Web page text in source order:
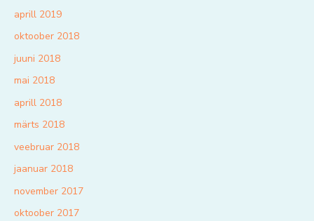
aprill 2019
oktoober 2018
juuni 2018
mai 2018
aprill 2018
märts 2018
veebruar 2018
jaanuar 2018
november 2017
oktoober 2017